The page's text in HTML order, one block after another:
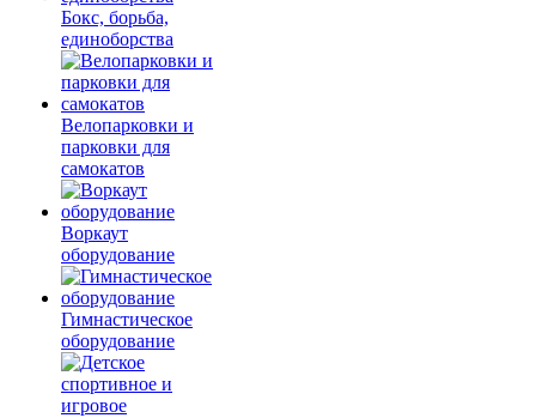
Бокс, борьба,
единоборства
Велопарковки и
парковки для
самокатов
Воркаут
оборудование
Гимнастическое
оборудование